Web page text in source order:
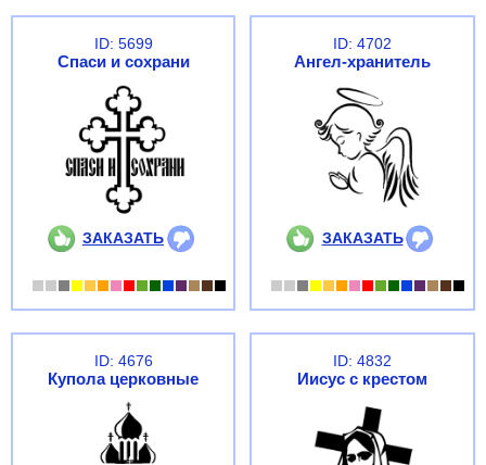
ID: 5699
Спаси и сохрани
ЗАКАЗАТЬ
ID: 4702
Ангел-хранитель
ЗАКАЗАТЬ
ID: 4676
Купола церковные
ID: 4832
Иисус с крестом